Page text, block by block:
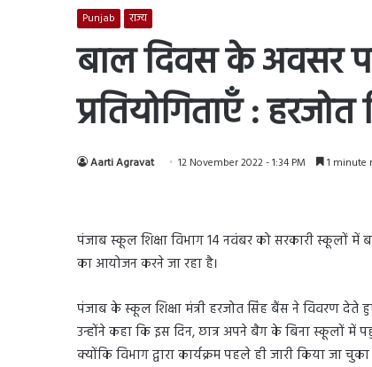
Punjab राज्य
बाल दिवस के अवसर
प्रतियोगिताएँ :
Aarti Agravat 12 November 2022 - 1:34 PM 1 minute
पंजाब स्कूल शिक्षा विभाग 14 नवंबर को सरकारी स्कूलों में
का आयोजन करने जा रहा है।
पंजाब के स्कूल शिक्षा मंत्री हरजोत सिंह बैंस ने विवरण
उन्होंने कहा कि इस दिन, छात्र अपने बैग के बिना स्कूलों
क्योंकि विभाग द्वारा कार्यक्रम पहले ही जारी किया जा चुका